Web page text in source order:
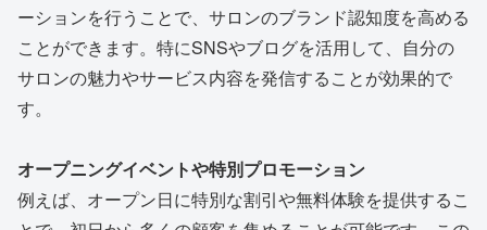
ーションを行うことで、サロンのブランド認知度を高める
ことができます。特にSNSやブログを活用して、自分の
サロンの魅力やサービス内容を発信することが効果的で
す。
オープニングイベントや特別プロモーション
例えば、オープン日に特別な割引や無料体験を提供するこ